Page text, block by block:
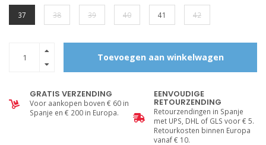
37 38 39 40 41 42
Toevoegen aan winkelwagen
GRATIS VERZENDING
Voor aankopen boven € 60 in
Spanje en € 200 in Europa.
EENVOUDIGE
RETOURZENDING
Retourzendingen in Spanje
met UPS, DHL of GLS voor € 5.
Retourkosten binnen Europa
vanaf € 10.